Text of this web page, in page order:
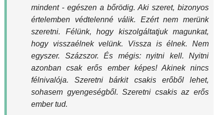
mindent - egészen a bőrödig. Aki szeret, bizonyos
értelemben védtelenné válik. Ezért nem merünk
szeretni. Félünk, hogy kiszolgáltatjuk magunkat,
hogy visszaélnek velünk. Vissza is élnek. Nem
egyszer. Százszor. És mégis: nyitni kell. Nyitni
azonban csak erős ember képes! Akinek nincs
félnivalója. Szeretni bárkit csakis erőből lehet,
sohasem gyengeségből. Szeretni csakis az erős
ember tud.